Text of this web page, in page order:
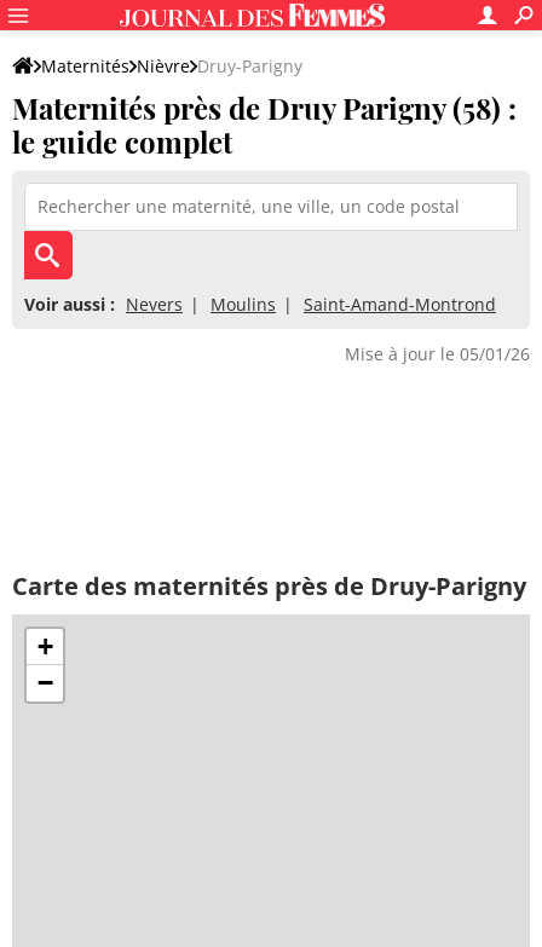
Maternités Nièvre Druy-Parigny
Maternités près de Druy Parigny (58) :
le guide complet
Voir aussi : Nevers Moulins Saint-Amand-Montrond
Mise à jour le 05/01/26
Carte des maternités près de Druy-Parigny
+
−